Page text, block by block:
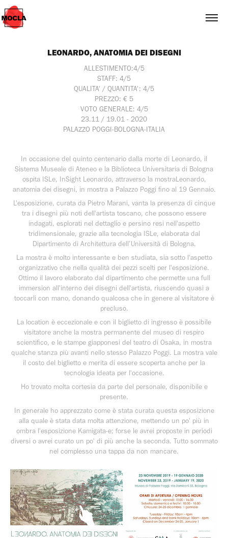
LEONARDO, ANATOMIA DEI DISEGNI
ALLESTIMENTO:4/5
STAFF: 4/5
QUALITA' / QUANTITA': 4/5
PREZZO: € 5
VOTO GENERALE: 4/5
23.11 / 19.01 - 2020
PALAZZO POGGI-BOLOGNA-ITALIA
In occasione del quinto centenario dalla morte di Leonardo, il
Sistema Museale di Ateneo e la Biblioteca Universitaria di Bologna
ospita ISLe, InSight Leonardo, attraverso la mostraLeonardo,
anatomia dei disegni, in mostra a Palazzo Poggi fino al 19 Gennaio.
L'esposizione, curata da Pietro Marani, vanta la presenza di cinque
tra i disegni più noti dell'artista toscano, che possono essere
indagati, esplorati nel dettaglio e persino resi nell'aspetto
tridimensionale, grazie alla tecnologia ISLe, elaborata dal
Dipartimento di Architettura dell’Università di Bologna.
La mostra è molto interessante e ben studiata, sia sotto l'aspetto
organizzativo che nella qualità dei pezzi scelti per l'esposizione.
Ottimo il lavoro elaborato dal dipartimento che permette una full
immersion all'interno dei disegni dell'artista, riuscendo quasi a
toccarli con mano, donando qualcosa che in genere al visitatore è
precluso.
La location è eccezionale e con il biglietto di ingresso è possibile
visitatore anche la mostra permanente del museo di respiro
scientifico, e le stampe giapponesi del teatro di Osaka, in mostra
qualche stanza più avanti nello stesso Palazzo Poggi. La mostra vale
il costo del biglietto e merita di essere scoperta anche per la
tecnologia ideata per l'occasione.
Ho trovato molta cortesia da parte del personale, disponibile e
presente.
In generale ho apprezzato come è stata curata questa esposizione
alla quale è stata data molta attenzione, mettendo un po' più in
ombra l'esposizione Kamigata-e; forse le avrei proposte in periodi
diversi o avrei curato un po' di più anche la seconda. Tutto sommato
nel complesso una tappa da non mancare.